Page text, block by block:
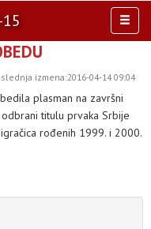
izmena:2016-04-14 09:04
plasman na završni
titulu prvaka Srbije
rođenih 1999. i 2000.